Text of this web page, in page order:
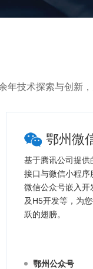
年技术探索与创新
鄂州微
基于腾讯公司提供
接口与微信小程序
微信公众号嵌入开
及H5开发等，为
跃的翅膀。
鄂州公众号